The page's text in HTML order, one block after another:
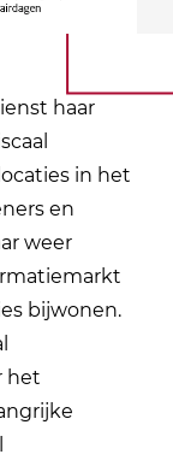
haar
in het
en
weer
bijwonen.
het